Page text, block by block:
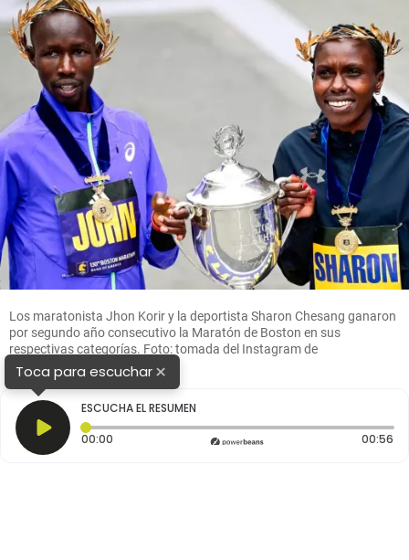
Los maratonista Jhon Korir y la deportista Sharon Chesang ganaron
por segundo año consecutivo la Maratón de Boston en sus
respectivas categorías. Foto: tomada del Instagram de
@bostonmarathon
Toca para escuchar×
ESCUCHA EL RESUMEN
00:00 Tiempo transcurrido: 0 segundos 00:56